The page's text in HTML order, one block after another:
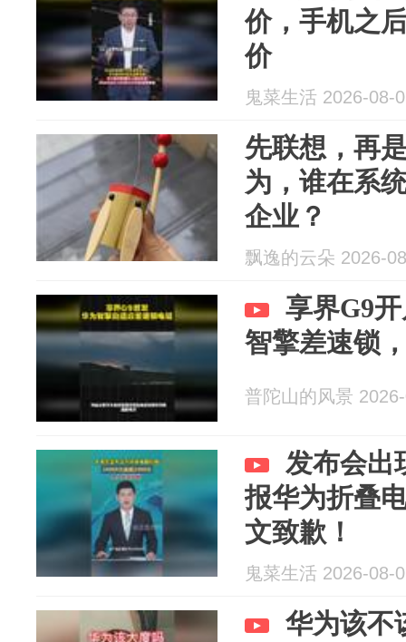
价，手机之
价
鬼菜生活 2026-08-
先联想，再
为，谁在系
企业？
飘逸的云朵 2026-
享界G9
智擎差速锁
普陀山的风景
发布会出
报华为折叠
文致歉！
鬼菜生活 2026-08-
华为该不